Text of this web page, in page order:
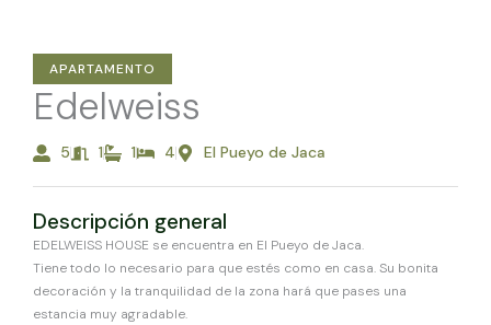
APARTAMENTO
Edelweiss
5 1 1 4 El Pueyo de Jaca
Descripción general
EDELWEISS HOUSE se encuentra en El Pueyo de Jaca.
Tiene todo lo necesario para que estés como en casa. Su bonita
decoración y la tranquilidad de la zona hará que pases una
estancia muy agradable.